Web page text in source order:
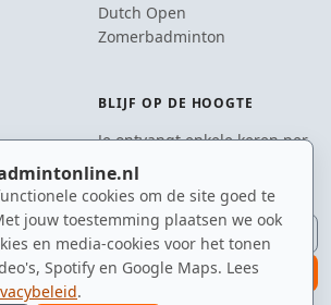
cookies om de site goed te
jouw toestemming plaatsen we ook
en media-cookies voor het tonen
Spotify en Google Maps. Lees
.
Dutch Open
Zomerbadminton
BLIJF OP DE HOOGTE
Je ontvangt enkele keren per
jaar een e-mail met het
laatste badmintonnieuws.
E-mailadres
aanmelden